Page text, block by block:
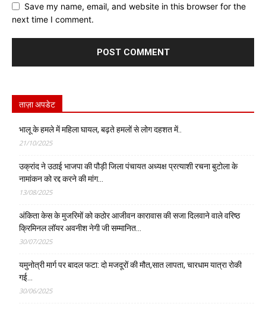
Save my name, email, and website in this browser for the
next time I comment.
ताज़ा अपडेट
भालू के हमले में महिला घायल, बढ़ते हमलों से लोग दहशत में..
21/10/2025
उक्रांद ने उठाई भाजपा की पौड़ी जिला पंचायत अध्यक्ष प्रत्याशी रचना बुटोला के
नामांकन को रद्द करने की मांग…
13/08/2025
अंकिता केस के मुजरिमों को कठोर आजीवन कारावास की सजा दिलवाने वाले वरिष्ठ
क्रिमिनल लॉयर अवनीश नेगी जी सम्मानित…
30/07/2025
यमुनोत्री मार्ग पर बादल फटा: दो मजदूरों की मौत,सात लापता, चारधाम यात्रा रोकी
गई…
30/06/2025